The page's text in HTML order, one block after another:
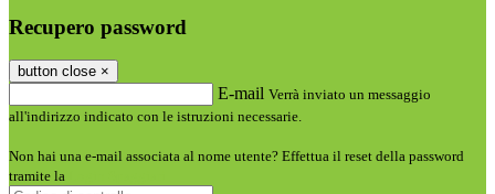
Recupero password
button close ×
E-mail Verrà inviato un messaggio
all'indirizzo indicato con le istruzioni necessarie.
Non hai una e-mail associata al nome utente? Effettua il reset della password
tramite la